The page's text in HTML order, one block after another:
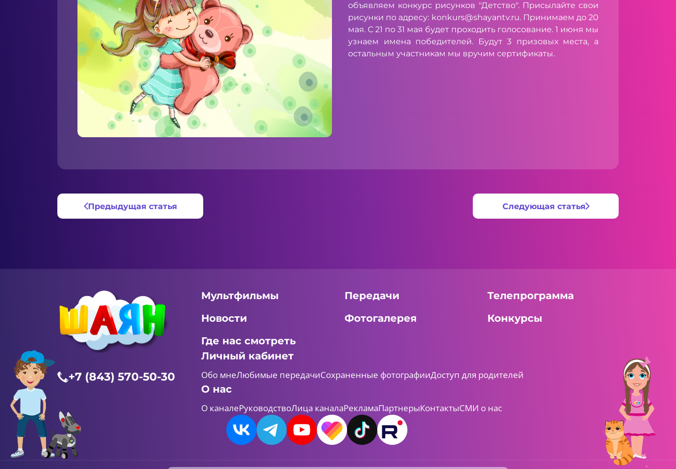
объявляем конкурс рисунков "Детство". Присылайте свои
рисунки по адресу: konkurs@shayantv.ru. Принимаем до 20
мая. С 21 по 31 мая будет проходить голосование. 1 июня мы
узнаем имена победителей. Будут 3 призовых места, а
остальным участникам мы вручим сертификаты.
Предыдущая статья Следующая статья
+7 (843) 570-50-30
Мультфильмы Передачи
Телепрограмма
Новости
Фотогалерея
Конкурсы
Где нас смотреть
Личный кабинет
Обо мнеЛюбимые передачиСохраненные фотографииДоступ для родителей
О нас
О каналеРуководствоЛица каналаРекламаПартнерыКонтактыСМИ о нас